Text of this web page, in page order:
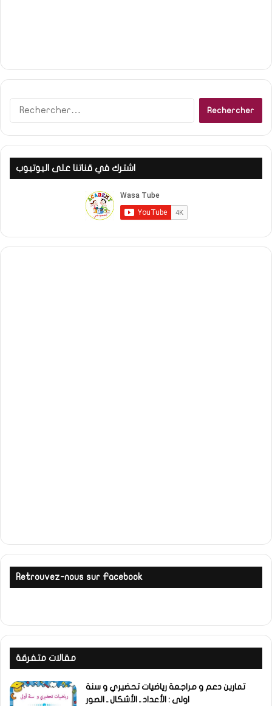
اشترك في قناتنا على اليوتيوب
Retrouvez-nous sur Facebook
مقالات متفرقة
تمارين دعم و مراجعة رياضيات تحضيري و سنة
اولى : الأعداد ـ الأشكال ـ الصور